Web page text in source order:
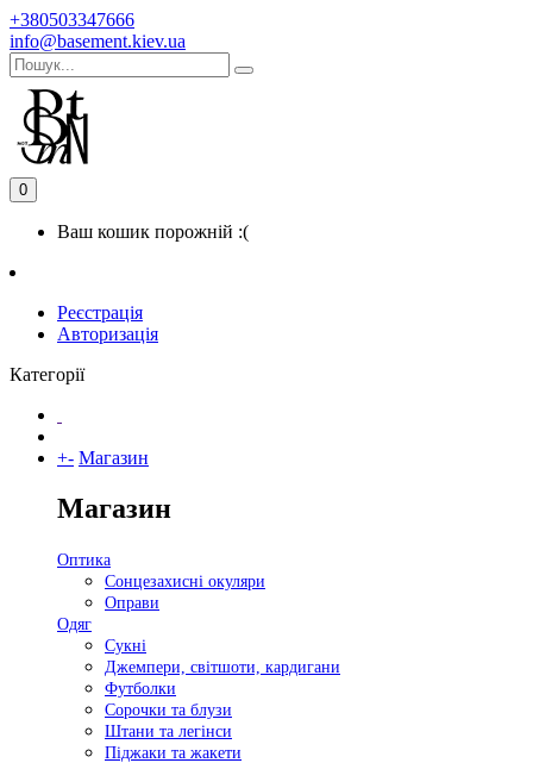
+380503347666
info@basement.kiev.ua
0
Ваш кошик порожній :(
Реєстрація
Авторизація
Категорії
+- Магазин
Магазин
Оптика
Сонцезахисні окуляри
Оправи
Одяг
Сукні
Джемпери, світшоти, кардигани
Футболки
Сорочки та блузи
Штани та легінси
Піджаки та жакети